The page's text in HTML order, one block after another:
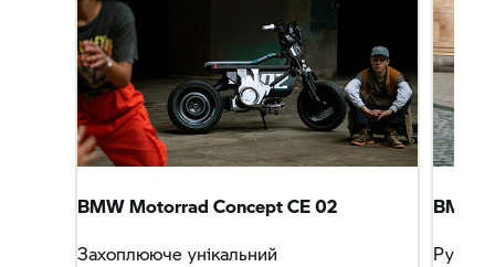
BMW Motorrad Concept CE 02
Захоплююче унікальний
BMW